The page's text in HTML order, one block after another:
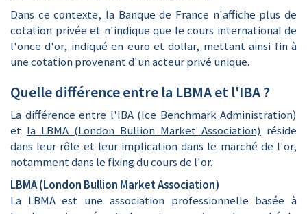
Dans ce contexte, la Banque de France n'affiche plus de
cotation privée et n'indique que le cours international de
l'once d'or, indiqué en euro et dollar, mettant ainsi fin à
une cotation provenant d'un acteur privé unique.
Quelle différence entre la LBMA et l'IBA ?
La différence entre l'IBA (Ice Benchmark Administration)
et la LBMA (London Bullion Market Association) réside
dans leur rôle et leur implication dans le marché de l'or,
notamment dans le fixing du cours de l'or.
LBMA (London Bullion Market Association)
La LBMA est une association professionnelle basée à